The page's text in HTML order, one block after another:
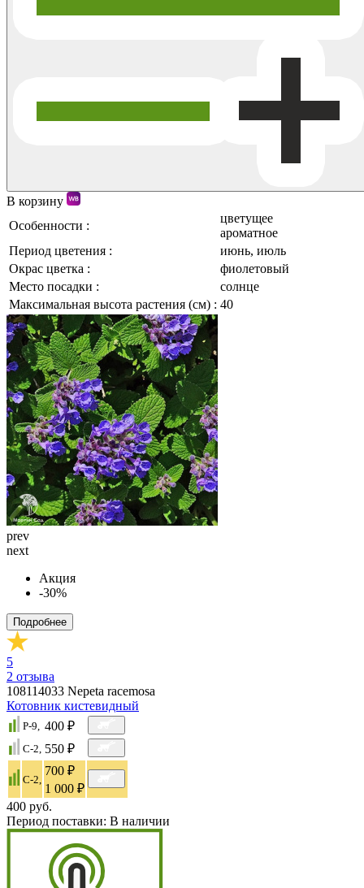
В корзину
Особенности :
цветущее
ароматное
Период цветения :
июнь, июль
Окрас цветка :
фиолетовый
Место посадки :
солнце
Максимальная высота растения (см) : 40
prev
next
Акция
-30%
Подробнее
5
2 отзыва
108114033 Nepeta racemosa
Котовник кистевидный
P-9, 400 ₽
C-2, 550 ₽
C-2,
700 ₽
1 000 ₽
400 руб.
Период поставки: В наличии